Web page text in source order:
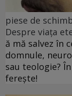
piese de
Despre viața
ă mă salvez în
domnule,
sau teologie?
ferește!